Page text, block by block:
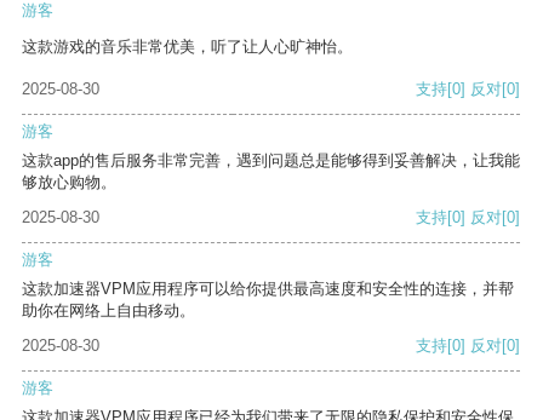
游客
这款游戏的音乐非常优美，听了让人心旷神怡。
2025-08-30 支持[0] 反对[0]
游客
这款app的售后服务非常完善，遇到问题总是能够得到妥善解决，让我能
够放心购物。
2025-08-30
支持[0] 反对[0]
游客
这款加速器VPM应用程序可以给你提供最高速度和安全性的连接，并帮
助你在网络上自由移动。
2025-08-30
支持[0] 反对[0]
游客